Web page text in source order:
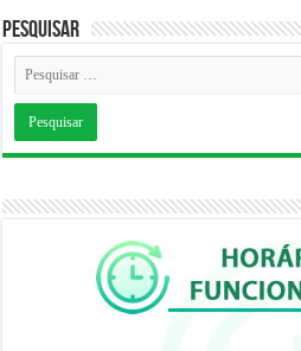
Pesquisar